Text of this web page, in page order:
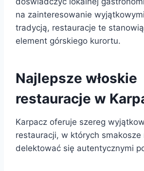
na zainteresowanie
tradycją, restauracje te
element górskiego kurortu.
Najlepsze włoskie
restauracje w
Karpacz oferuje szereg
restauracji, w których smakosze
delektować się autentycznymi